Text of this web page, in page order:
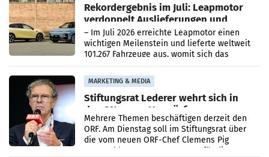
Rekordergebnis im Juli: Leapmotor
verdoppelt Auslieferungen und
überschreitet die 100.000er-Marke
– Im Juli 2026 erreichte Leapmotor einen
wichtigen Meilenstein und lieferte weltweit
101.267 Fahrzeuge aus, womit sich das
Ergebnis gegenüber Juli 2025 mehr als
verdoppelte (+102
MARKETING & MEDIA
Stiftungsrat Lederer wehrt sich in
den SN gegen Vorwürfe
Mehrere Themen beschäftigen derzeit den
ORF. Am Dienstag soll im Stiftungsrat über
die vom neuen ORF-Chef Clemens Pig
vorgeschlagenen Besetzungen für die